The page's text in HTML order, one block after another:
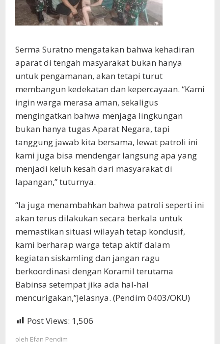
Serma Suratno mengatakan bahwa kehadiran
aparat di tengah masyarakat bukan hanya
untuk pengamanan, akan tetapi turut
membangun kedekatan dan kepercayaan. “Kami
ingin warga merasa aman, sekaligus
mengingatkan bahwa menjaga lingkungan
bukan hanya tugas Aparat Negara, tapi
tanggung jawab kita bersama, lewat patroli ini
kami juga bisa mendengar langsung apa yang
menjadi keluh kesah dari masyarakat di
lapangan,” tuturnya.
“Ia juga menambahkan bahwa patroli seperti ini
akan terus dilakukan secara berkala untuk
memastikan situasi wilayah tetap kondusif,
kami berharap warga tetap aktif dalam
kegiatan siskamling dan jangan ragu
berkoordinasi dengan Koramil terutama
Babinsa setempat jika ada hal-hal
mencurigakan,”Jelasnya. (Pendim 0403/OKU)
Post Views: 1,506
oleh Efan Pendim